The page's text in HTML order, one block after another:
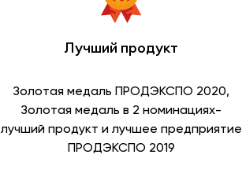
Лучший продукт
Золотая медаль ПРОДЭКСПО 2020,
Золотая медаль в 2 номинациях-
лучший продукт и лучшее предприятие
ПРОДЭКСПО 2019